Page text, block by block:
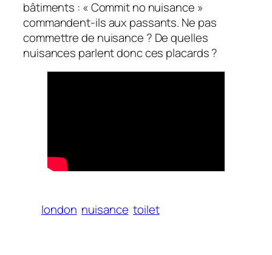
bâtiments : « Commit no nuisance »
commandent-ils aux passants. Ne pas
commettre de nuisance ? De quelles
nuisances parlent donc ces placards ?
london nuisance toilet